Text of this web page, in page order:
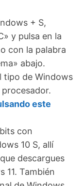
+ S,
y pulsa en la
con la palabra
abajo.
tipo de Windows
este
con
10 S, allí
descargues
11. También